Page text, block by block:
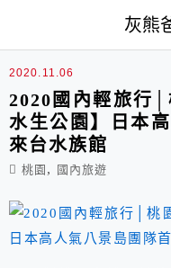
灰熊
機捷
2020.11.06
2020國內輕旅行
水生公園】日本
來台水族館
桃園 , 國內旅遊